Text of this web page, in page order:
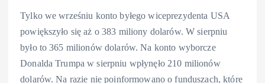
Tylko we wrześniu konto byłego wiceprezydenta USA
powiększyło się aż o 383 miliony dolarów. W sierpniu
było to 365 milionów dolarów. Na konto wyborcze
Donalda Trumpa w sierpniu wpłynęło 210 milionów
dolarów. Na razie nie poinformowano o funduszach, które